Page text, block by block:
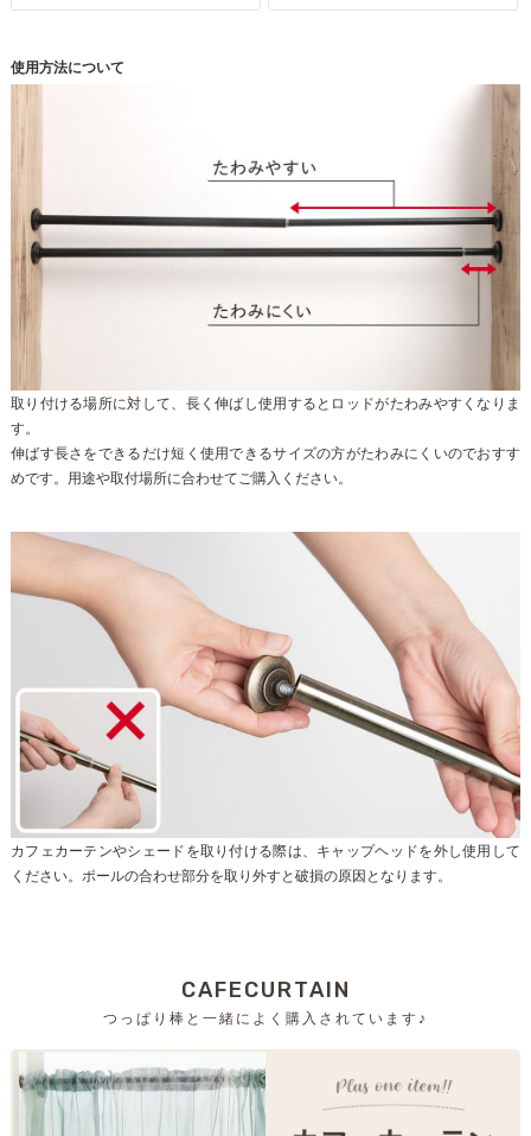
使用方法について
取り付ける場所に対して、長く伸ばし使用するとロッドがたわみやすくなりま
す。
伸ばす長さをできるだけ短く使用できるサイズの方がたわみにくいのでおすす
めです。用途や取付場所に合わせてご購入ください。
カフェカーテンやシェードを取り付ける際は、キャップヘッドを外し使用して
ください。ポールの合わせ部分を取り外すと破損の原因となります。
CAFECURTAIN
つっぱり棒と一緒によく購入されています♪